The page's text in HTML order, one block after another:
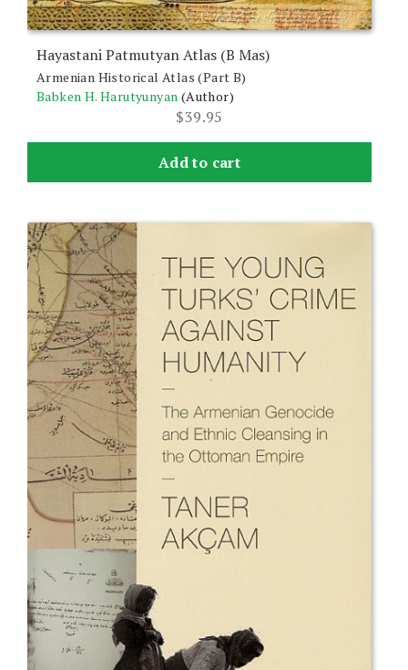
Hayastani Patmutyan Atlas (B Mas)
Armenian Historical Atlas (Part B)
Babken H. Harutyunyan (Author)
$39.95
Add to cart